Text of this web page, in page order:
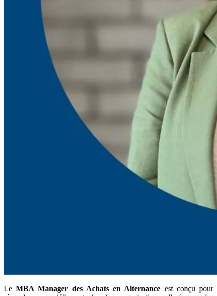
LeMBA Manager des Achats en Alternance est conçu pour